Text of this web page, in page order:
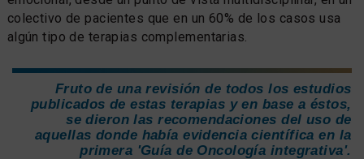
colectivo de pacientes que en un 60% de los casos usa
algún tipo de terapias complementarias.
Fruto de una revisión de todos los estudios
publicados de estas terapias y en base a éstos,
se dieron las recomendaciones del uso de
aquellas donde había evidencia científica en la
primera 'Guía de Oncología integrativa'.